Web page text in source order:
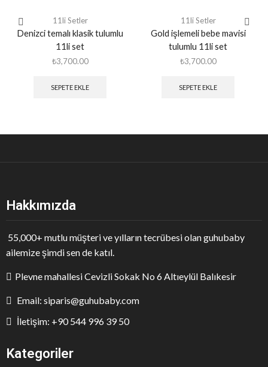
11li Setler
Denizci temalı klasik tulumlu
11li set
₺3,700.00
SEPETE EKLE
11li Setler
Gold işlemeli bebe mavisi
tulumlu 11li set
₺3,700.00
SEPETE EKLE
Hakkımızda
55,000+ mutlu müşteri ve yılların tecrübesi olan guhubaby
ailemize şimdi sen de katıl.
Plevne mahallesi Cevizli Sokak No 6 Altıeylül Balıkesir
Email: siparis@guhubaby.com
İletişim: +90 544 996 39 50
Kategoriler